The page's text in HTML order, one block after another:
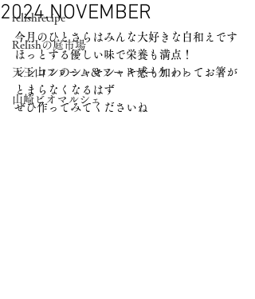
relishrecipe
Relishの庭市場
天王山ファーム＆フードマーケット
山崎ビオマルシェ
2024.NOVEMBER
今月のひとさらはみんな大好きな白和えです
ほっとする優しい味で栄養も満点！
レンコンのシャキシャキ感も加わってお箸が
とまらなくなるはず
ぜひ作ってみてくださいね